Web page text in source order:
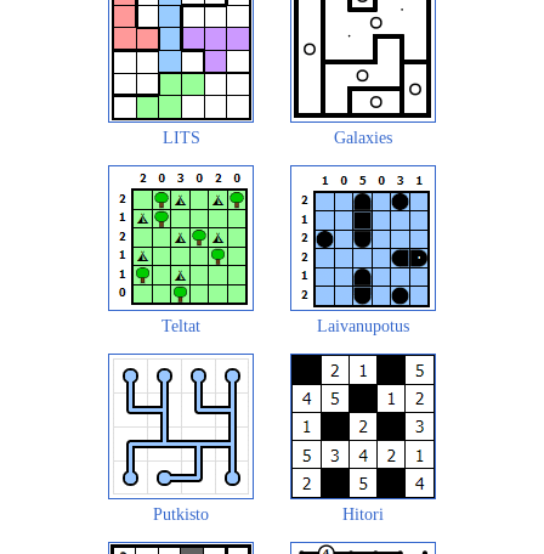
LITS Galaxies
Teltat Laivanupotus
Putkisto Hitori